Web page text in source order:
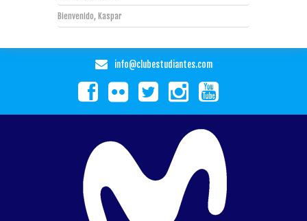
Bienvenido, Kaspar
info@clubestudiantes.com